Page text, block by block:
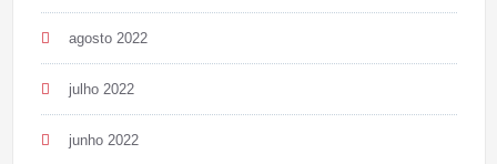
agosto 2022
julho 2022
junho 2022